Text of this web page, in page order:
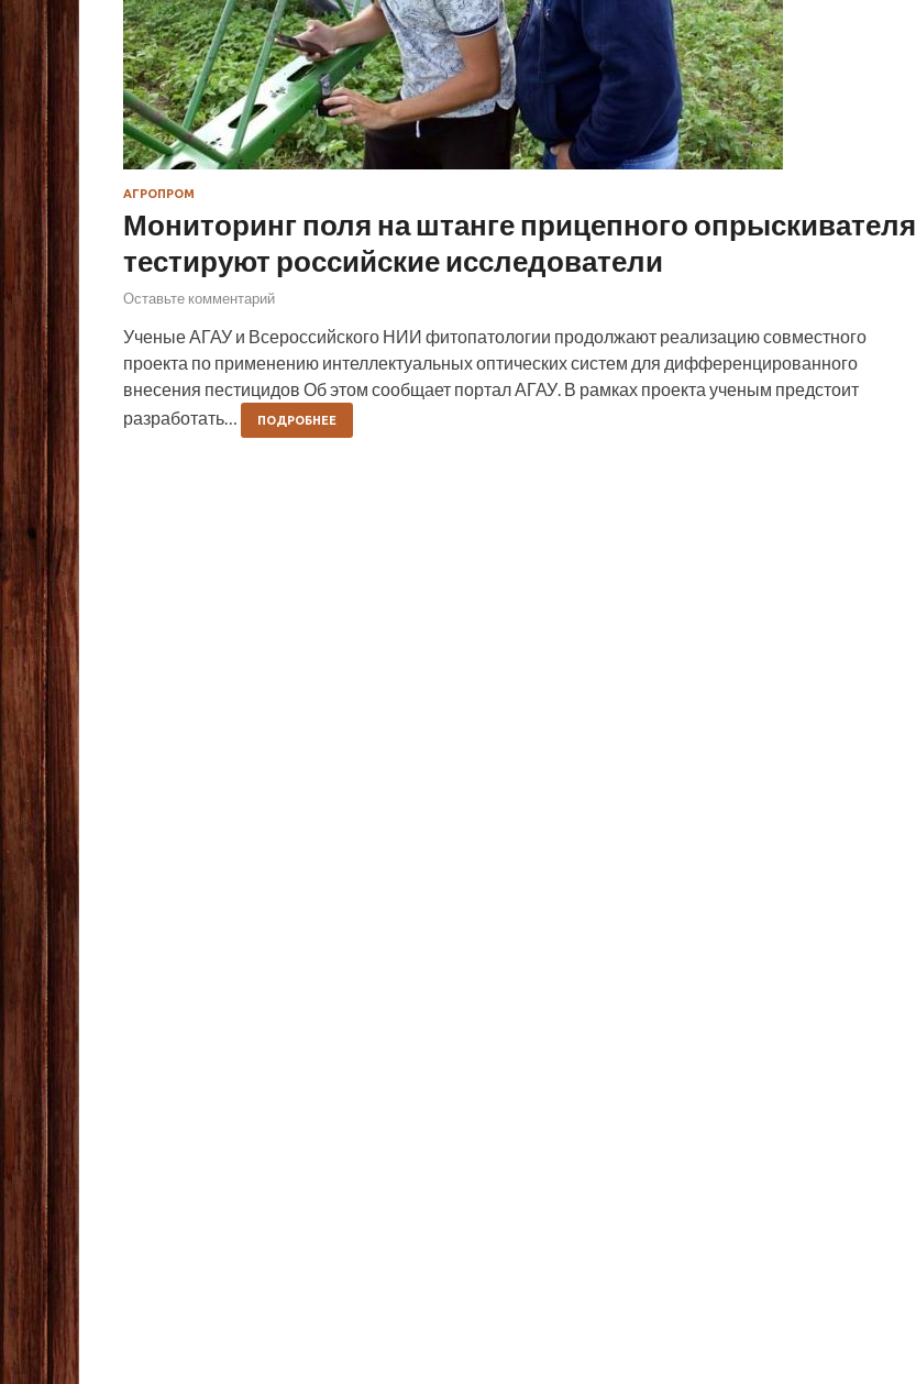
АГРОПРОМ
Мониторинг поля на штанге прицепного опрыскивателя
тестируют российские исследователи
Оставьте комментарий
Ученые АГАУ и Всероссийского НИИ фитопатологии продолжают реализацию совместного
проекта по применению интеллектуальных оптических систем для дифференцированного
внесения пестицидов Об этом сообщает портал АГАУ. В рамках проекта ученым предстоит
разработать…
ПОДРОБНЕЕ